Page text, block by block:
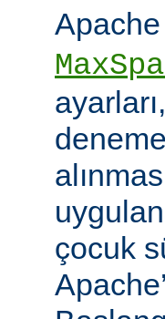
çocuk